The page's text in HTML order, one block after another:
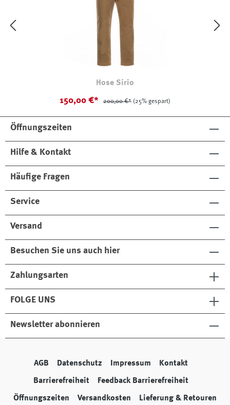
Hose Sirio
150,00 €* 200,00 €* (25% gespart)
Öffnungszeiten
Hilfe & Kontakt
Häufige Fragen
Service
Versand
Besuchen Sie uns auch hier
Zahlungsarten
FOLGE UNS
Newsletter abonnieren
AGB Datenschutz Impressum Kontakt
Barrierefreiheit Feedback Barrierefreiheit
Öffnungszeiten Versandkosten Lieferung & Retouren